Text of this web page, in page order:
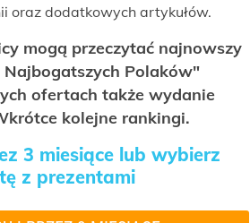
oraz dodatkowych artykułów.
mogą przeczytać najnowszy
Polaków"
ofertach także wydanie
kolejne rankingi.
3 miesiące lub wybierz
z prezentami